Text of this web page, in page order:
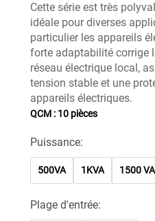
Cette série est très
idéale pour diverses
particulier les appareils
forte adaptabilité corrige
réseau électrique local,
tension stable et une
appareils électriques.
QCM : 10 pièces
Puissance:
500VA 1KVA 1500 VA
Plage d'entrée: